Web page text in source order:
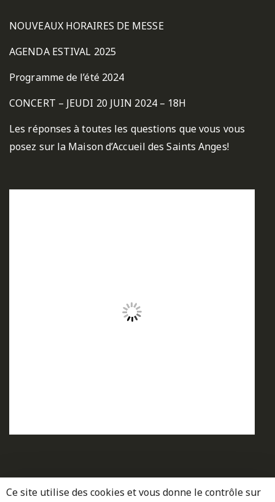
NOUVEAUX HORAIRES DE MESSE
AGENDA ESTIVAL 2025
Programme de l’été 2024
CONCERT – JEUDI 20 JUIN 2024 – 18H
Les réponses à toutes les questions que vous vous
posez sur la Maison d’Accueil des Saints Anges!
Ce site utilise des cookies et vous donne le contrôle sur